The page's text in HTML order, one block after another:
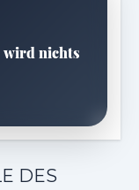
nichts
DES